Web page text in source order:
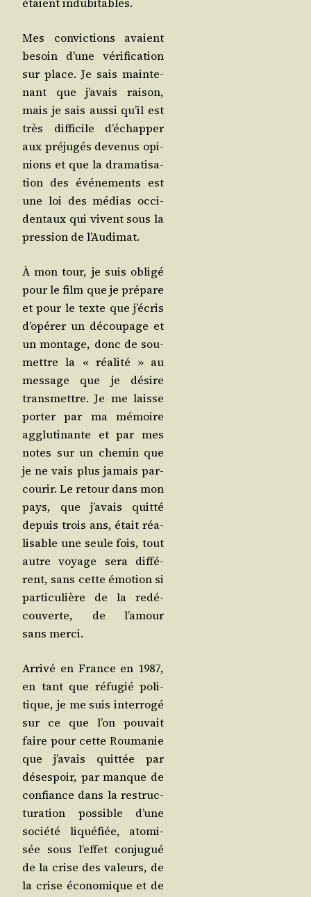
Mes convic­tions avaient
besoin d’une véri­fi­ca­tion
sur place. Je sais main­te­
nant que j’a­vais rai­son,
mais je sais aus­si qu’il est
très dif­fi­cile d’é­chap­per
aux pré­ju­gés deve­nus opi­
nions et que la dra­ma­ti­sa­
tion des évé­ne­ments est
une loi des médias occi­
den­taux qui vivent sous la
pres­sion de l’Audimat.
À mon tour, je suis obli­gé
pour le film que je pré­pare
et pour le texte que j’é­cris
d’o­pé­rer un décou­page et
un mon­tage, donc de sou­
mettre la « réa­li­té » au
mes­sage que je désire
trans­mettre. Je me laisse
por­ter par ma mémoire
agglu­ti­nante et par mes
notes sur un che­min que
je ne vais plus jamais par­
cou­rir. Le retour dans mon
pays, que j’a­vais quit­té
depuis trois ans, était réa­
li­sable une seule fois, tout
autre voyage sera dif­fé­
rent, sans cette émo­tion si
par­ti­cu­lière de la redé­
cou­verte, de l’a­mour
sans merci.
Arri­vé en France en 1987,
en tant que réfu­gié poli­
tique, je me suis inter­ro­gé
sur ce que l’on pou­vait
faire pour cette Rou­ma­nie
que j’a­vais quit­tée par
déses­poir, par manque de
confiance dans la restruc­
tu­ra­tion pos­sible d’une
socié­té liqué­fiée, ato­mi­
sée sous l’ef­fet conju­gué
de la crise des valeurs, de
la crise éco­no­mique et de